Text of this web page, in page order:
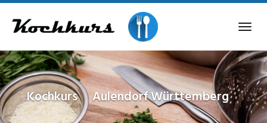
content
Kochkurs Aulendorf Württemberg